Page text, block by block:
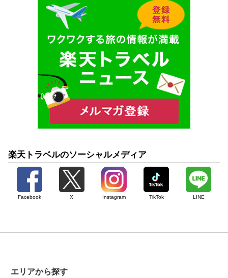
楽天トラベルのソーシャルメディア
Facebook X Instagram TikTok LINE
エリアから探す